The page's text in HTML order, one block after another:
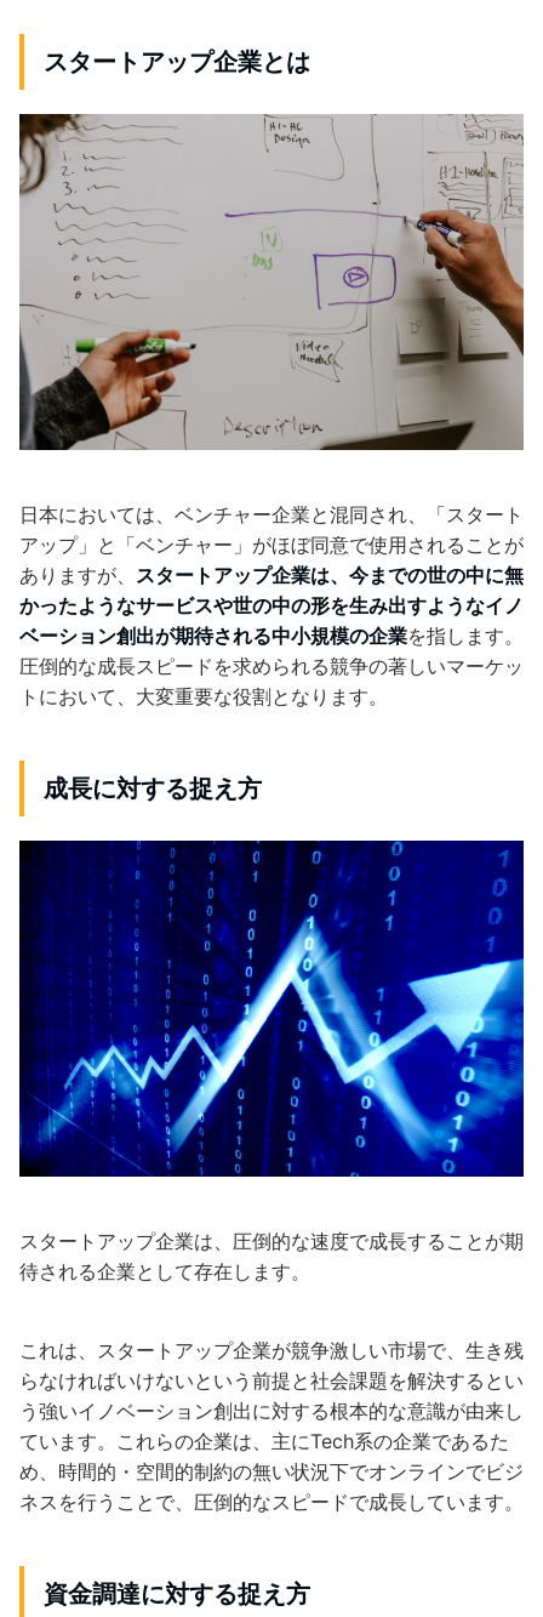
スタートアップ企業とは
日本においては、ベンチャー企業と混同され、「スタート
アップ」と「ベンチャー」がほぼ同意で使用されることが
ありますが、 スタートアップ企業は、今までの世の中に無
かったようなサービスや世の中の形を生み出すようなイノ
ベーション創出が期待される中小規模の企業を指します。
圧倒的な成長スピードを求められる競争の著しいマーケッ
トにおいて、大変重要な役割となります。
成長に対する捉え方
スタートアップ企業は、圧倒的な速度で成長することが期
待される企業として存在します。
これは、スタートアップ企業が競争激しい市場で、生き残
らなければいけないという前提と社会課題を解決するとい
う強いイノベーション創出に対する根本的な意識が由来し
ています。これらの企業は、主にTech系の企業であるた
め、時間的・空間的制約の無い状況下でオンラインでビジ
ネスを行うことで、圧倒的なスピードで成長しています。
資金調達に対する捉え方